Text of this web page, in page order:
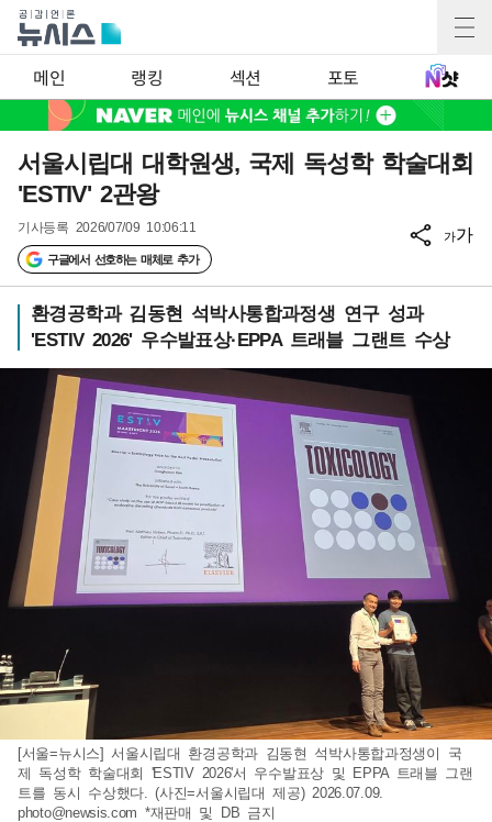
메인 랭킹 섹션 포토
서울시립대 대학원생, 국제 독성학 학술대회
'ESTIV' 2관왕
기사등록 2026/07/09 10:06:11
구글에서 선호하는 매체로 추가
가가
환경공학과 김동현 석박사통합과정생 연구 성과
'ESTIV 2026' 우수발표상·EPPA 트래블 그랜트 수상
[서울=뉴시스] 서울시립대 환경공학과 김동현 석박사통합과정생이 국
제 독성학 학술대회 'ESTIV 2026'서 우수발표상 및 EPPA 트래블 그랜
트를 동시 수상했다. (사진=서울시립대 제공) 2026.07.09.
photo@newsis.com *재판매 및 DB 금지